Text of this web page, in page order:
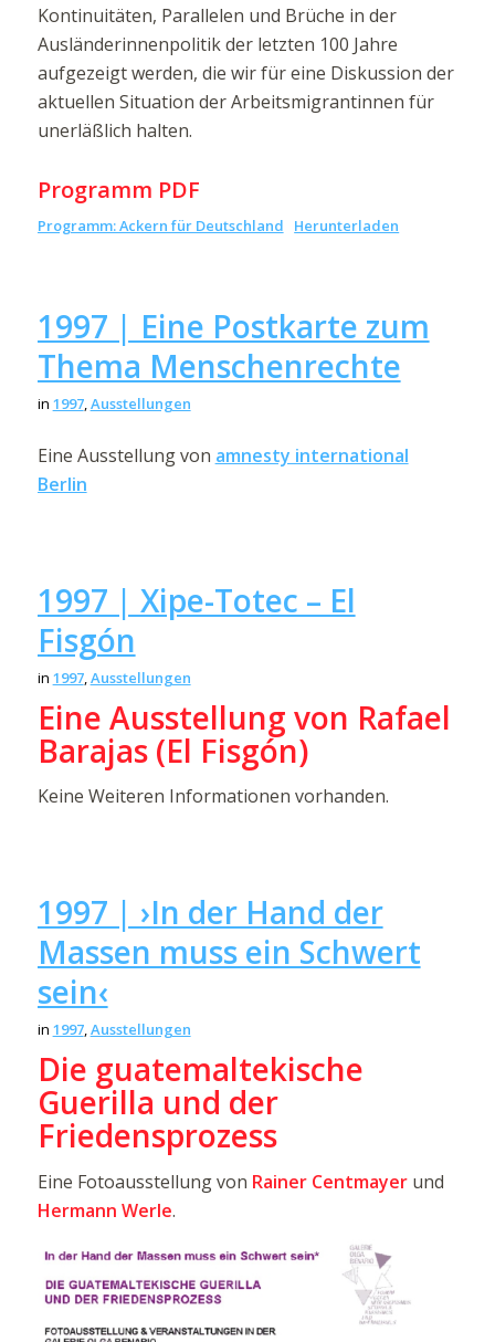
Kontinuitäten, Parallelen und Brüche in der
Ausländerinnenpolitik der letzten 100 Jahre
aufgezeigt werden, die wir für eine Diskussion der
aktuellen Situation der Arbeitsmigrantinnen für
unerläßlich halten.
Programm PDF
Programm: Ackern für Deutschland Herunterladen
1997 | Eine Postkarte zum
Thema Menschenrechte
in 1997, Ausstellungen
Eine Ausstellung von amnesty international
Berlin
1997 | Xipe-Totec – El
Fisgón
in 1997,Ausstellungen
Eine Ausstellung von Rafael
Barajas (El Fisgón)
Keine Weiteren Informationen vorhanden.
1997 | ›In der Hand der
Massen muss ein Schwert
sein‹
in 1997,Ausstellungen
Die guatemaltekische
Guerilla und der
Friedensprozess
Eine Fotoausstellung von Rainer Centmayerund
Hermann Werle.